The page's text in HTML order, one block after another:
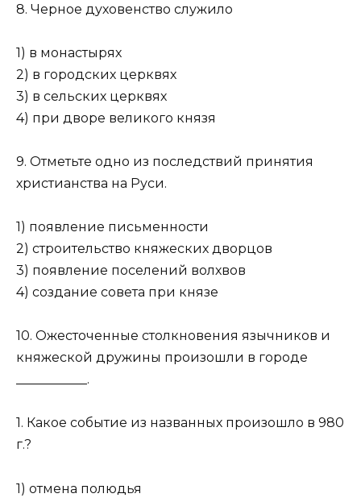
8. Черное духовенство служило
1) в монастырях
2) в городских церквях
3) в сельских церквях
4) при дворе великого князя
9. Отметьте одно из последствий принятия
христианства на Руси.
1) появление письменности
2) строительство княжеских дворцов
3) появление поселений волхвов
4) создание совета при князе
10. Ожесточенные столкновения язычников и
княжеской дружины произошли в городе
___________.
1. Какое событие из названных произошло в 980
г.?
1) отмена полюдья